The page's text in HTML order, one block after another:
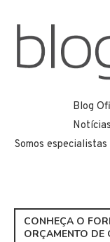
Blog
Somos
CONHEÇA O
ORÇAMENTO DE